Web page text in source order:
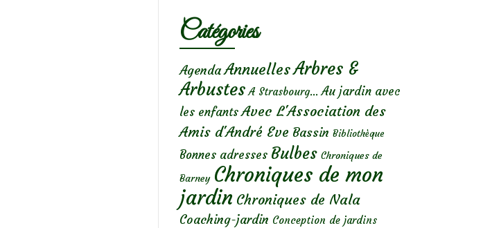
Catégories
Agenda AnnuellesArbres &
Arbustes A Strasbourg... Au jardin avec
les enfants Avec L'Association des
Amis d'André Eve Bassin Bibliothèque
Bonnes adresses Bulbes Chroniques de
Barney Chroniques de mon
jardin Chroniques de Nala
Coaching-jardin Conception de jardins